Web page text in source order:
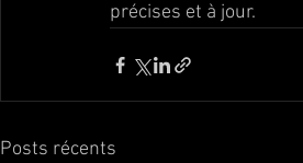
précises et à jour.
Posts récents